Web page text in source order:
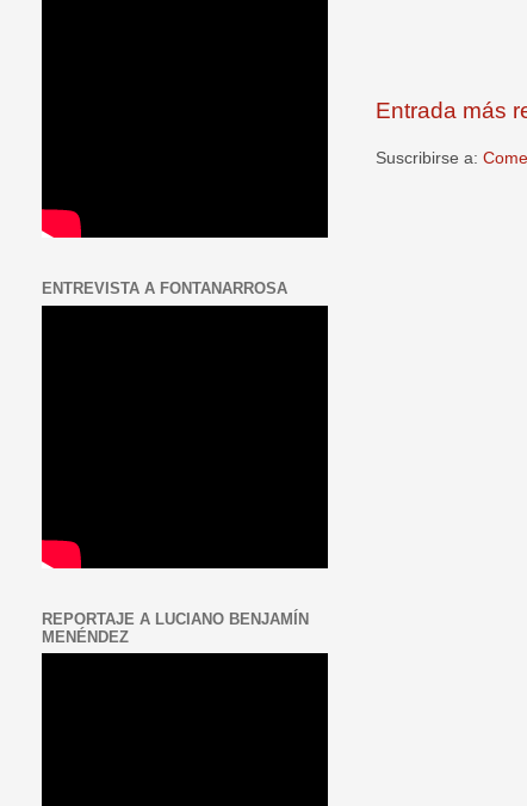
Entrada más
Suscribirse a:
ENTREVISTA A FONTANARROSA
REPORTAJE A LUCIANO BENJAMÍN
MENÉNDEZ